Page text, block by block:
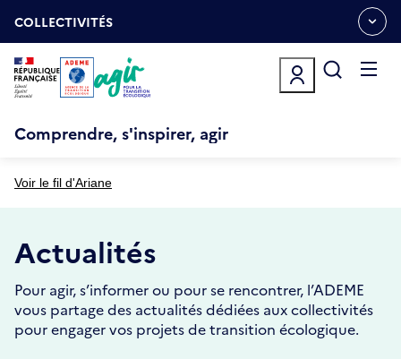
auOUVRIR
LE
MENU
ESPACE
COLLECTIVITÉS
Comprendre, s'inspirer, agir
Voir le fil d'Ariane
Actualités
Pour agir, s’informer ou pour se rencontrer, l’ADEME
vous partage des actualités dédiées aux collectivités
pour engager vos projets de transition écologique.